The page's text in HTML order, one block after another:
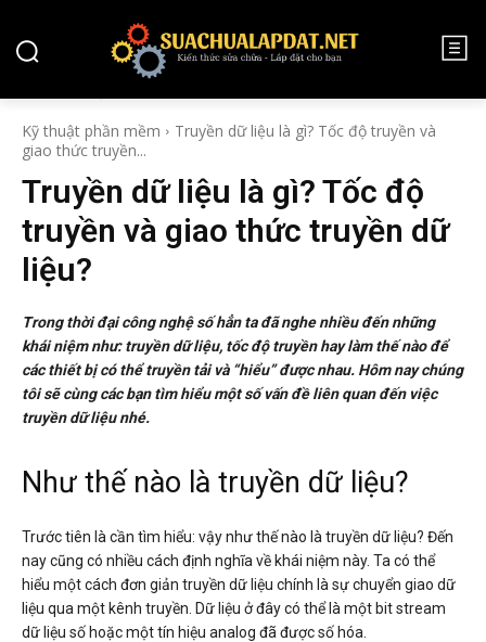
Kỹ thuật phần mềm
Truyền dữ liệu là gì? Tốc độ truyền và
giao thức truyền...
Truyền dữ liệu là gì? Tốc độ
truyền và giao thức truyền dữ
liệu?
Trong thời đại công nghệ số hẳn ta đã nghe nhiều đến những
khái niệm như: truyền dữ liệu, tốc độ truyền hay làm thế nào để
các thiết bị có thể truyền tải và “hiểu” được nhau. Hôm nay chúng
tôi sẽ cùng các bạn tìm hiểu một số vấn đề liên quan đến việc
truyền dữ liệu nhé.
Như thế nào là truyền dữ liệu?
Trước tiên là cần tìm hiểu: vậy như thế nào là truyền dữ liệu? Đến
nay cũng có nhiều cách định nghĩa về khái niệm này. Ta có thể
hiểu một cách đơn giản truyền dữ liệu chính là sự chuyển giao dữ
liệu qua một kênh truyền. Dữ liệu ở đây có thể là một bit stream
dữ liệu số hoặc một tín hiệu analog đã được số hóa.